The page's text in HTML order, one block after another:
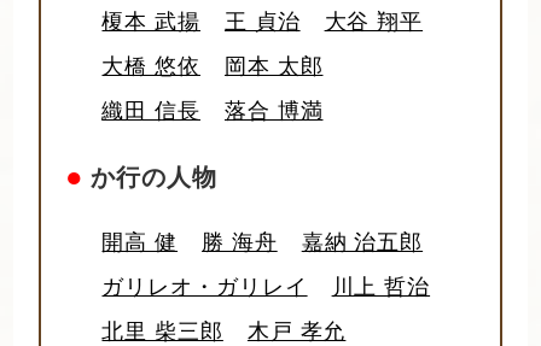
榎本 武揚
王 貞治
大谷 翔平
大橋 悠依
岡本 太郎
織田 信長
落合 博満
● か行の人物
開高 健 勝 海舟
嘉納 治五郎
ガリレオ・ガリレイ
川上 哲治
北里 柴三郎
木戸 孝允